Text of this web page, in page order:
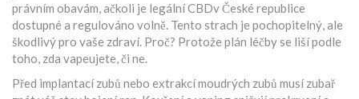
právním obavám, ačkoli je legální CBDv České republice
dostupné a regulováno volně. Tento strach je pochopitelný, ale
škodlivý pro vaše zdraví. Proč? Protože plán léčby se liší podle
toho, zda vapeujete, či ne.
Před implantací zubů nebo extrakcí moudrých zubů musí zubař